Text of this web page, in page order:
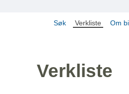
Søk Verkliste Om
Verkliste